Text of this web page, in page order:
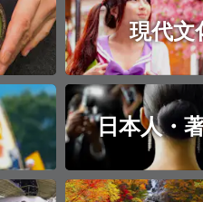
現代文
日本人・